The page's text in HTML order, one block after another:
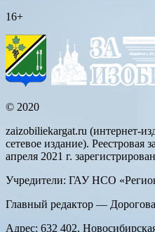
16+
© 2020
zaizobiliekargat.ru (интернет-
сетевое издание).
апреля 2021 г.
Учредители: ГАУ НСО
Главный редактор —
Адрес: 632 402,